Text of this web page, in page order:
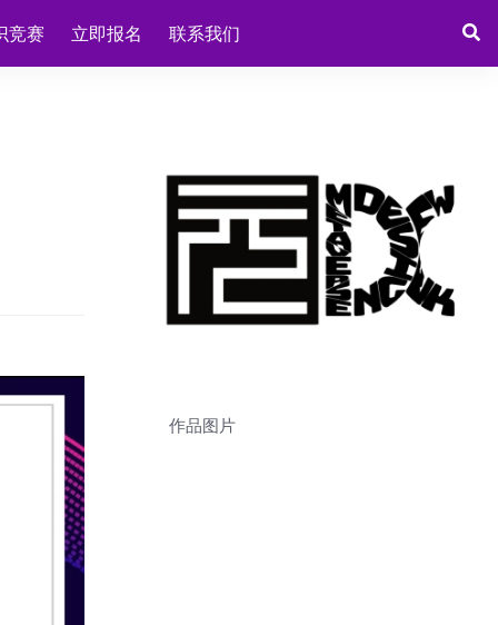
竞赛 立即报名 联系我们
作品图片